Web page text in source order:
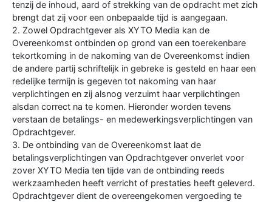
tenzij de inhoud, aard of strekking van de opdracht met zich
brengt dat zij voor een onbepaalde tijd is aangegaan.
2. Zowel Opdrachtgever als XYTO Media kan de
Overeenkomst ontbinden op grond van een toerekenbare
tekortkoming in de nakoming van de Overeenkomst indien
de andere partij schriftelijk in gebreke is gesteld en haar een
redelijke termijn is gegeven tot nakoming van haar
verplichtingen en zij alsnog verzuimt haar verplichtingen
alsdan correct na te komen. Hieronder worden tevens
verstaan de betalings- en medewerkingsverplichtingen van
Opdrachtgever.
3. De ontbinding van de Overeenkomst laat de
betalingsverplichtingen van Opdrachtgever onverlet voor
zover XYTO Media ten tijde van de ontbinding reeds
werkzaamheden heeft verricht of prestaties heeft geleverd.
Opdrachtgever dient de overeengekomen vergoeding te